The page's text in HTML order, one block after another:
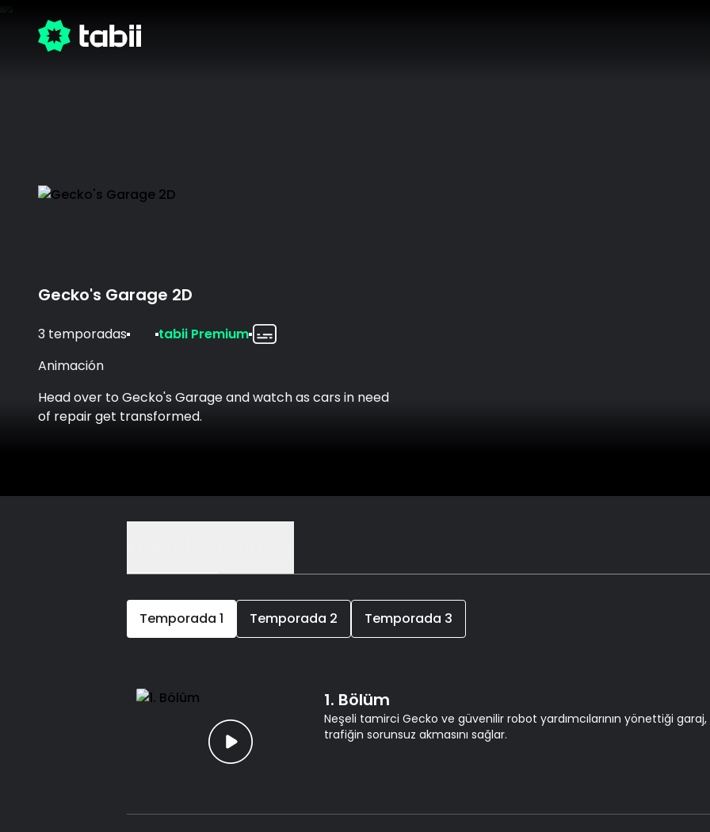
Gecko's Garage 2D
3 temporadas
tabii Premium
Animación
Head over to Gecko's Garage and watch as cars in need
of repair get transformed.
Temporada 1 Temporada 2 Temporada 3
1. Bölüm
Neşeli tamirci Gecko ve güvenilir robot yardımcılarının yönettiği
trafiğin sorunsuz akmasını sağlar.